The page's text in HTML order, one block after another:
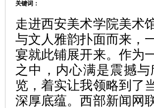
关键词：
走进西安美术学院美术
与文人雅韵扑面而来，
宴就此铺展开来。作为
之中，内心满是震撼
览，着实让我领略到了
深厚底蕴。西部新闻网